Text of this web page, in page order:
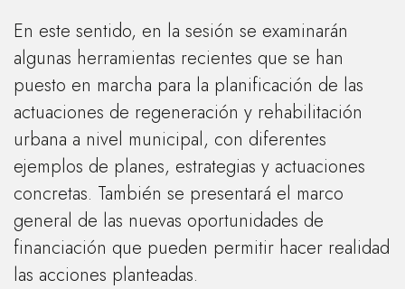
En este sentido, en la sesión se examinarán
algunas herramientas recientes que se han
puesto en marcha para la planificación de las
actuaciones de regeneración y rehabilitación
urbana a nivel municipal, con diferentes
ejemplos de planes, estrategias y actuaciones
concretas. También se presentará el marco
general de las nuevas oportunidades de
financiación que pueden permitir hacer realidad
las acciones planteadas.